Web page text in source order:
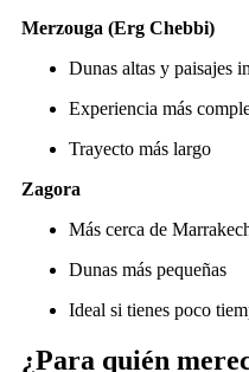
Merzouga (Erg Chebbi)
Dunas altas y paisajes
Experiencia más
Trayecto más largo
Zagora
Más cerca de
Dunas más pequeñas
Ideal si tienes poco
¿Para quién